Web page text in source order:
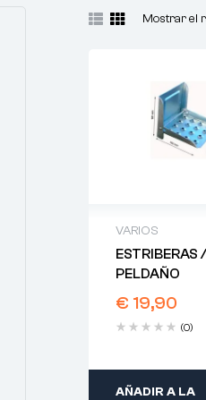
Mostrar el
VARIOS
ESTRIBERAS /
PELDAÑO
€ 19,90
(0)
AÑADIR A LA